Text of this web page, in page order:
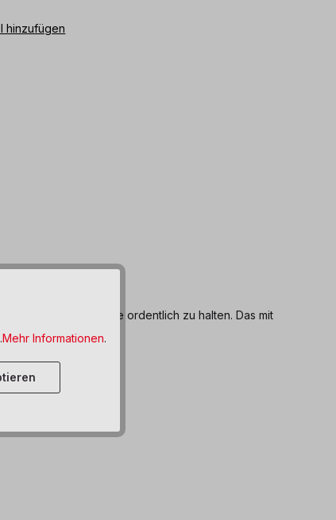
hinzufügen
um die Spielbereiche ordentlich zu halten. Das mit
können.
Mehr Informationen.